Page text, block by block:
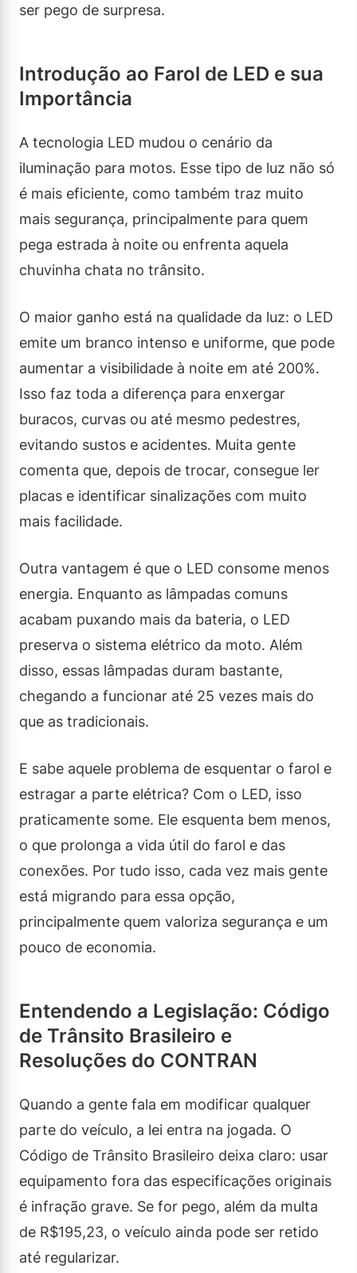
ser pego de surpresa.
Introdução ao Farol de LED e sua
Importância
A tecnologia LED mudou o cenário da
iluminação para motos. Esse tipo de luz não só
é mais eficiente, como também traz muito
mais segurança, principalmente para quem
pega estrada à noite ou enfrenta aquela
chuvinha chata no trânsito.
O maior ganho está na qualidade da luz: o LED
emite um branco intenso e uniforme, que pode
aumentar a visibilidade à noite em até 200%.
Isso faz toda a diferença para enxergar
buracos, curvas ou até mesmo pedestres,
evitando sustos e acidentes. Muita gente
comenta que, depois de trocar, consegue ler
placas e identificar sinalizações com muito
mais facilidade.
Outra vantagem é que o LED consome menos
energia. Enquanto as lâmpadas comuns
acabam puxando mais da bateria, o LED
preserva o sistema elétrico da moto. Além
disso, essas lâmpadas duram bastante,
chegando a funcionar até 25 vezes mais do
que as tradicionais.
E sabe aquele problema de esquentar o farol e
estragar a parte elétrica? Com o LED, isso
praticamente some. Ele esquenta bem menos,
o que prolonga a vida útil do farol e das
conexões. Por tudo isso, cada vez mais gente
está migrando para essa opção,
principalmente quem valoriza segurança e um
pouco de economia.
Entendendo a Legislação: Código
de Trânsito Brasileiro e
Resoluções do CONTRAN
Quando a gente fala em modificar qualquer
parte do veículo, a lei entra na jogada. O
Código de Trânsito Brasileiro deixa claro: usar
equipamento fora das especificações originais
é infração grave. Se for pego, além da multa
de R$195,23, o veículo ainda pode ser retido
até regularizar.